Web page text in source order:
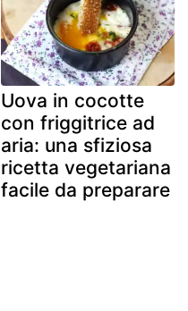
Uova in cocotte
con friggitrice ad
aria: una sfiziosa
ricetta vegetariana
facile da preparare